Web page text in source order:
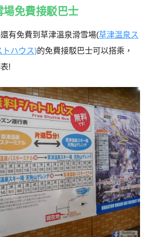
免費接駁巴士
有免費到草津溫泉滑雪場(草津温泉ス
トハウス)的免費接駁巴士可以搭乘，
!